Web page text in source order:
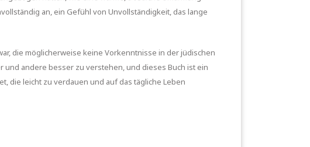
an, ein Gefühl von Unvollständigkeit, das lange
die möglicherweise keine Vorkenntnisse in der jüdischen
und andere besser zu verstehen, und dieses Buch ist ein
die leicht zu verdauen und auf das tägliche Leben